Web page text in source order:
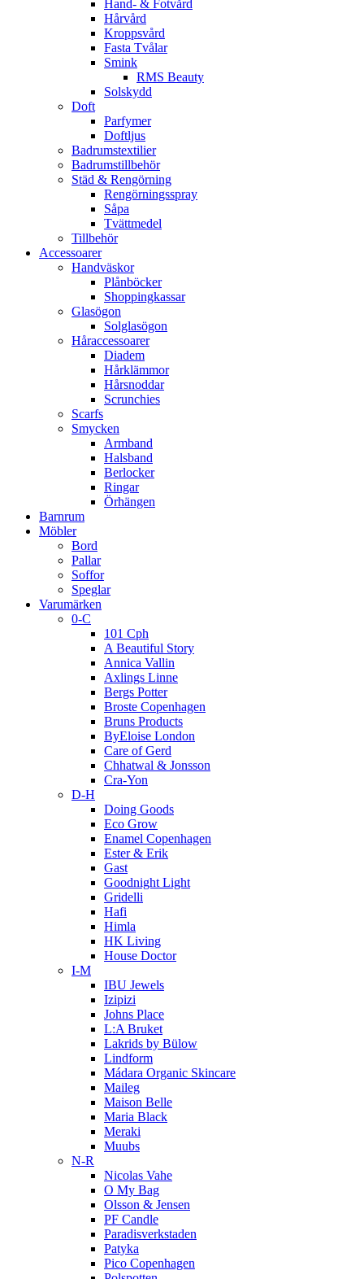
Hand- & Fotvård
Hårvård
Kroppsvård
Fasta Tvålar
Smink
RMS Beauty
Solskydd
Doft
Parfymer
Doftljus
Badrumstextilier
Badrumstillbehör
Städ & Rengörning
Rengörningsspray
Såpa
Tvättmedel
Tillbehör
Accessoarer
Handväskor
Plånböcker
Shoppingkassar
Glasögon
Solglasögon
Håraccessoarer
Diadem
Hårklämmor
Hårsnoddar
Scrunchies
Scarfs
Smycken
Armband
Halsband
Berlocker
Ringar
Örhängen
Barnrum
Möbler
Bord
Pallar
Soffor
Speglar
Varumärken
0-C
101 Cph
A Beautiful Story
Annica Vallin
Axlings Linne
Bergs Potter
Broste Copenhagen
Bruns Products
ByEloise London
Care of Gerd
Chhatwal & Jonsson
Cra-Yon
D-H
Doing Goods
Eco Grow
Enamel Copenhagen
Ester & Erik
Gast
Goodnight Light
Gridelli
Hafi
Himla
HK Living
House Doctor
I-M
IBU Jewels
Izipizi
Johns Place
L:A Bruket
Lakrids by Bülow
Lindform
Mádara Organic Skincare
Maileg
Maison Belle
Maria Black
Meraki
Muubs
N-R
Nicolas Vahe
O My Bag
Olsson & Jensen
PF Candle
Paradisverkstaden
Patyka
Pico Copenhagen